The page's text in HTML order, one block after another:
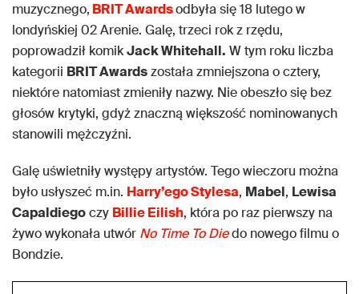
muzycznego, BRIT Awardsodbyła się 18 lutego w
londyńskiej 02 Arenie. Galę, trzeci rok z rzędu,
poprowadził komikJack Whitehall. W tym roku liczba
kategorii BRIT Awardszostała zmniejszona o cztery,
niektóre natomiast zmieniły nazwy. Nie obeszło się bez
głosów krytyki, gdyż znaczną większość nominowanych
stanowili mężczyźni.
Galę uświetniły występy artystów. Tego wieczoru można
było usłyszeć m.in. Harry’ego Stylesa, Mabel, Lewisa
Capaldiegoczy Billie Eilish, która po raz pierwszy na
żywo wykonała utwór No Time To Diedo nowego filmu o
Bondzie.